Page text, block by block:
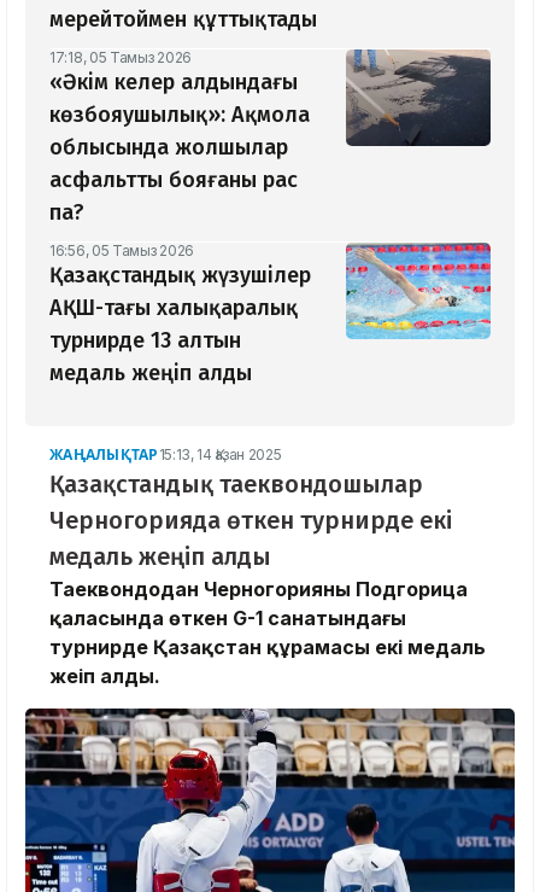
мерейтоймен құттықтады
17:18, 05 Тамыз 2026
«Әкім келер алдындағы
көзбояушылық»: Ақмола
облысында жолшылар
асфальтты бояғаны рас
па?
16:56, 05 Тамыз 2026
Қазақстандық жүзушілер
АҚШ-тағы халықаралық
турнирде 13 алтын
медаль жеңіп алды
ЖАҢАЛЫҚТАР 15:13, 14 Қазан 2025
Қазақстандық таеквондошылар
Черногорияда өткен турнирде екі
медаль жеңіп алды
Таеквондодан Черногорияның Подгорица
қаласында өткен G-1 санатындағы
турнирде Қазақстан құрамасы екі медаль
жеңіп алды.